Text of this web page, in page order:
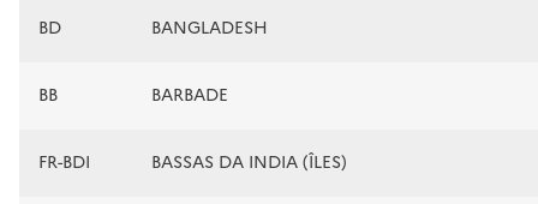
BD BANGLADESH
BB BARBADE
FR-BDI BASSAS DA INDIA (ÎLES)